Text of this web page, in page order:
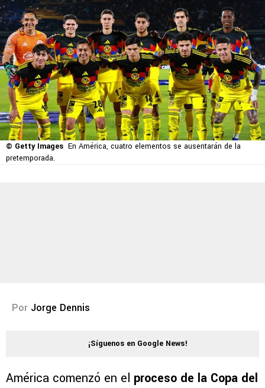
© Getty Images En América, cuatro elementos se ausentarán de la
pretemporada.
Por Jorge Dennis
¡Síguenos en Google News!
América comenzó en el proceso de la Copa del